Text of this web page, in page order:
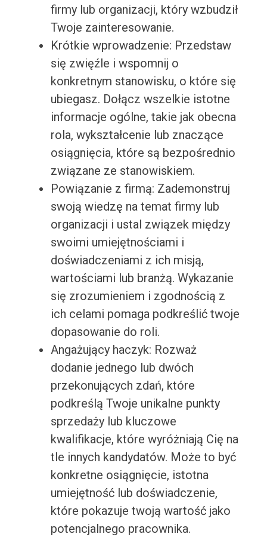
firmy lub organizacji, który wzbudził
Twoje zainteresowanie.
Krótkie wprowadzenie: Przedstaw
się zwięźle i wspomnij o
konkretnym stanowisku, o które się
ubiegasz. Dołącz wszelkie istotne
informacje ogólne, takie jak obecna
rola, wykształcenie lub znaczące
osiągnięcia, które są bezpośrednio
związane ze stanowiskiem.
Powiązanie z firmą: Zademonstruj
swoją wiedzę na temat firmy lub
organizacji i ustal związek między
swoimi umiejętnościami i
doświadczeniami z ich misją,
wartościami lub branżą. Wykazanie
się zrozumieniem i zgodnością z
ich celami pomaga podkreślić twoje
dopasowanie do roli.
Angażujący haczyk: Rozważ
dodanie jednego lub dwóch
przekonujących zdań, które
podkreślą Twoje unikalne punkty
sprzedaży lub kluczowe
kwalifikacje, które wyróżniają Cię na
tle innych kandydatów. Może to być
konkretne osiągnięcie, istotna
umiejętność lub doświadczenie,
które pokazuje twoją wartość jako
potencjalnego pracownika.